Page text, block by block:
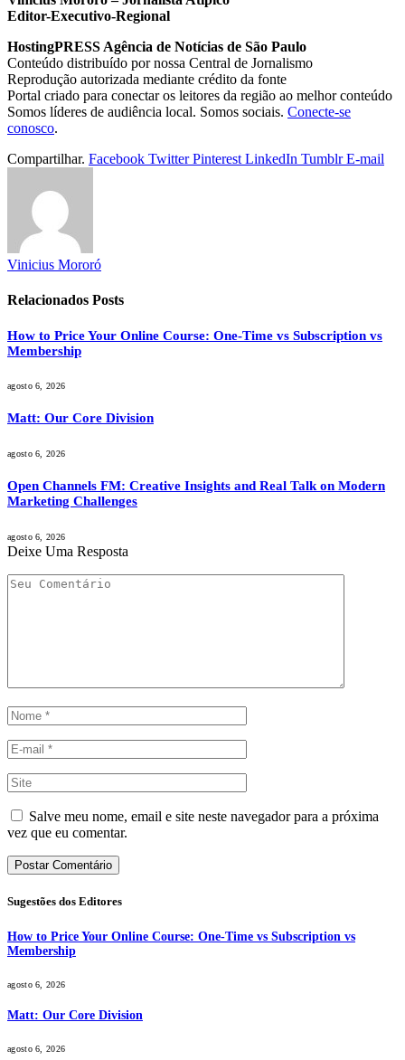
Editor-Executivo-Regional
HostingPRESS Agência de Notícias de São Paulo
Conteúdo distribuído por nossa Central de Jornalismo
Reprodução autorizada mediante crédito da fonte
Portal criado para conectar os leitores da região ao melhor conteúdo
Somos líderes de audiência local. Somos sociais. Conecte-se
conosco.
Compartilhar. Facebook Twitter Pinterest LinkedIn Tumblr E-mail
Vinicius Mororó
Relacionados Posts
How to Price Your Online Course: One-Time vs Subscription vs
Membership
agosto 6, 2026
Matt: Our Core Division
agosto 6, 2026
Open Channels FM: Creative Insights and Real Talk on Modern
Marketing Challenges
agosto 6, 2026
Deixe Uma Resposta
Salve meu nome, email e site neste navegador para a próxima
vez que eu comentar.
Sugestões dos Editores
How to Price Your Online Course: One-Time vs Subscription vs
Membership
agosto 6, 2026
Matt: Our Core Division
agosto 6, 2026